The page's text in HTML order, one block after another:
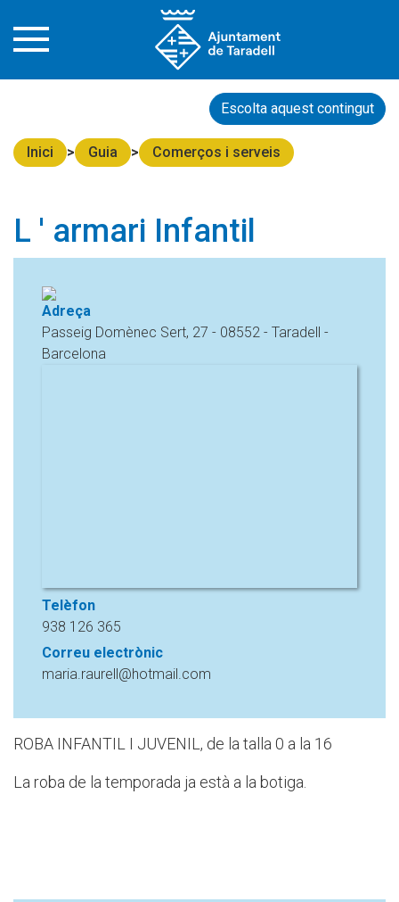
Escolta aquest contingut
Inici Guia Comerços i serveis
L ' armari Infantil
Adreça
Passeig Domènec Sert, 27 - 08552 - Taradell -
Barcelona
Telèfon
938 126 365
Correu electrònic
maria.raurell@hotmail.com
ROBA INFANTIL I JUVENIL, de la talla 0 a la 16
La roba de la temporada ja està a la botiga.